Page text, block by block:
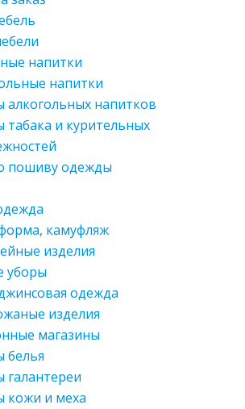
напитки
напитки
алкогольных напитков
табака и курительных
пошиву одежды
камуфляж
изделия
уборы
одежда
изделия
магазины
белья
галантереи
кожи и меха